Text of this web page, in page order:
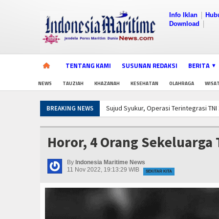
Info Iklan
Download
TENTANG KAMI SUSUNAN REDAKSI BERITA
NEWS TAUZIAH KHAZANAH KESEHATAN OLAHRAGA
BREAKING NEWS Sujud Syukur, Operasi Terintegrasi
Jelang Latihan di Laut Dabo Singkep,
Rudal Kapal Perang TNI, Drone
IPC TPK-Kejari Jakut Perpanjang Kerja
Horor, 4 Orang
By Indonesia Maritime News
11 Nov 2022, 19:13:29 WIB
SEKITAR KITA